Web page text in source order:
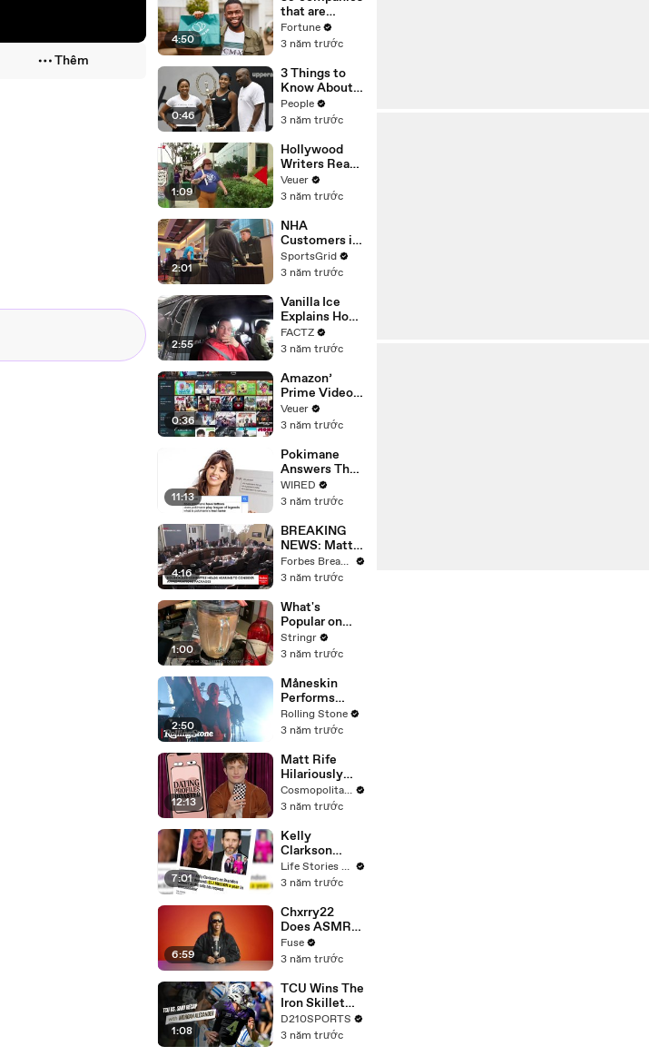
Thêm
n or
Disinformatio
n’ Amongst
All Social
Media
Platforms
4:50
that are
changing the
world: From
Chobani
Fortune
3 năm trước
0:46
3 Things to
Know About
Coco Gauff's
Parents
People
3 năm trước
1:09
Hollywood
Writers Reach
‘Tentative
Agreement’
After 146 Day
Strike
Veuer
3 năm trước
2:01
NHA
Customers in
Limbo as
Company
Potential
Merger
SportsGrid
3 năm trước
2:55
Vanilla Ice
Explains How
the 90’s
Shaped
FACTZ
3 năm trước
0:36
Amazon’
Prime Video
Will Show
Commercials
Year
Veuer
3 năm trước
11:13
Pokimane
Answers The
Web's Most
Searched
WIRED
3 năm trước
4:16
BREAKING
NEWS: Matt
Gaetz Tells
House
'I'm Not Going
To Vote For A
Continuing
Resolution'
Forbes Breaking News
3 năm trước
1:00
What's
Popular on
Uber Eats?
Stringr
3 năm trước
2:50
Måneskin
Performs
"HONEY" at
MSG
Rolling Stone
3 năm trước
12:13
Matt Rife
Hilariously
Roasts Your
Dating
Cosmopolitan
Cosmopolitan USA
3 năm trước
7:01
Kelly
Clarkson
Fights Back
Against
Blackstock In
Devastating
Divorce
Battle
Life Stories By Goalcast
3 năm trước
6:59
Chxrry22
Does ASMR
with Matcha,
Talks Using
Escape &
Touring with
The Weeknd
Fuse
3 năm trước
1:08
TCU Wins The
Iron Skillet
With A 34-17
Win Over
D210SPORTS
3 năm trước